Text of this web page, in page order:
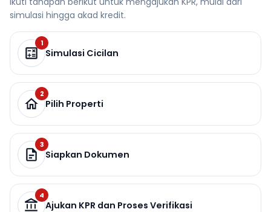
simulasi hingga akad kredit.
1
Simulasi Cicilan
2
Pilih Properti
3
Siapkan Dokumen
4
Ajukan KPR dan Proses Verifikasi